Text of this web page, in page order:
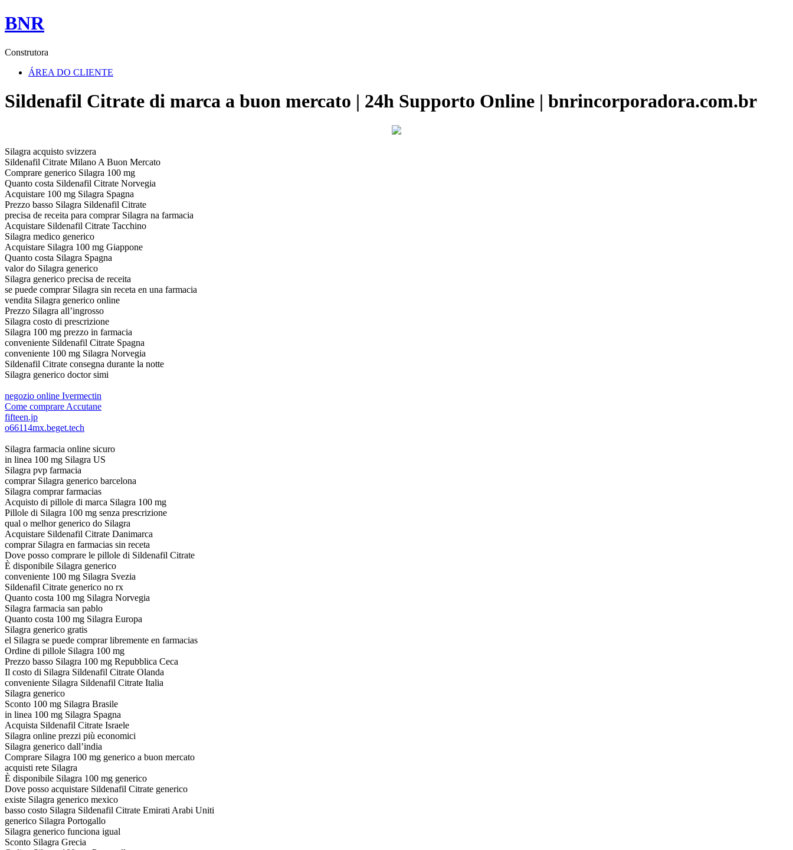
BNR
Construtora
ÁREA DO CLIENTE
Sildenafil Citrate di marca a buon mercato | 24h Supporto Online | bnrincorporadora.com.br
Silagra acquisto svizzera
Sildenafil Citrate Milano A Buon Mercato
Comprare generico Silagra 100 mg
Quanto costa Sildenafil Citrate Norvegia
Acquistare 100 mg Silagra Spagna
Prezzo basso Silagra Sildenafil Citrate
precisa de receita para comprar Silagra na farmacia
Acquistare Sildenafil Citrate Tacchino
Silagra medico generico
Acquistare Silagra 100 mg Giappone
Quanto costa Silagra Spagna
valor do Silagra generico
Silagra generico precisa de receita
se puede comprar Silagra sin receta en una farmacia
vendita Silagra generico online
Prezzo Silagra all’ingrosso
Silagra costo di prescrizione
Silagra 100 mg prezzo in farmacia
conveniente Sildenafil Citrate Spagna
conveniente 100 mg Silagra Norvegia
Sildenafil Citrate consegna durante la notte
Silagra generico doctor simi
negozio online Ivermectin
Come comprare Accutane
fifteen.jp
o66114mx.beget.tech
Silagra farmacia online sicuro
in linea 100 mg Silagra US
Silagra pvp farmacia
comprar Silagra generico barcelona
Silagra comprar farmacias
Acquisto di pillole di marca Silagra 100 mg
Pillole di Silagra 100 mg senza prescrizione
qual o melhor generico do Silagra
Acquistare Sildenafil Citrate Danimarca
comprar Silagra en farmacias sin receta
Dove posso comprare le pillole di Sildenafil Citrate
È disponibile Silagra generico
conveniente 100 mg Silagra Svezia
Sildenafil Citrate generico no rx
Quanto costa 100 mg Silagra Norvegia
Silagra farmacia san pablo
Quanto costa 100 mg Silagra Europa
Silagra generico gratis
el Silagra se puede comprar libremente en farmacias
Ordine di pillole Silagra 100 mg
Prezzo basso Silagra 100 mg Repubblica Ceca
Il costo di Silagra Sildenafil Citrate Olanda
conveniente Silagra Sildenafil Citrate Italia
Silagra generico
Sconto 100 mg Silagra Brasile
in linea 100 mg Silagra Spagna
Acquista Sildenafil Citrate Israele
Silagra online prezzi più economici
Silagra generico dall’india
Comprare Silagra 100 mg generico a buon mercato
acquisti rete Silagra
È disponibile Silagra 100 mg generico
Dove posso acquistare Sildenafil Citrate generico
existe Silagra generico mexico
basso costo Silagra Sildenafil Citrate Emirati Arabi Uniti
generico Silagra Portogallo
Silagra generico funciona igual
Sconto Silagra Grecia